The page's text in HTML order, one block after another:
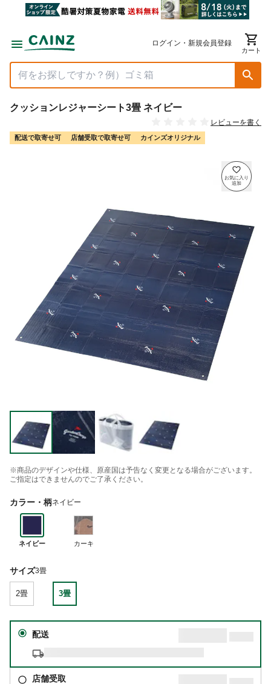
ログイン・新規会員登録
カート
クッションレジャーシート3畳 ネイビー
レビューを書く
配送で取寄せ可 店舗受取で取寄せ可 カインズオリジナル
※商品のデザインや仕様、原産国は予告なく変更となる場合がございます。
ご指定はできませんのでご了承ください。
カラー・柄ネイビー
ネイビー カーキ
サイズ3畳
2畳 3畳
配送
店舗受取